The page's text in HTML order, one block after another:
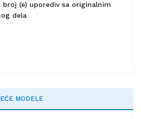
broj (e) uporediv sa originalnim
dela
MODELE